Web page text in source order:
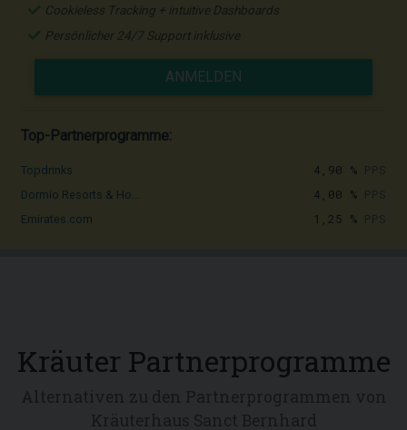
Cookieless Tracking + intuitive Dashboards
Persönlicher 24/7 Support inklusive
ANMELDEN
Top-Partnerprogramme:
Topdrinks 4,90 %
Dormio Resorts & Ho... 4,00 %
Emirates.com 1,25 %
Kräuter Partnerprogramme